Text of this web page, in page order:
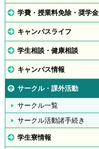
学費・授業料免除・奨学金
キャンパスライフ
学生相談・健康相談
キャンパス情報
サークル・課外活動
サークル一覧
サークル活動諸手続き
学生寮情報